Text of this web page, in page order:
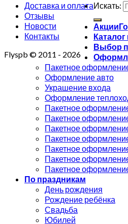
Доставка и оплата
Отзывы
Новости
Контакты
Flyspb © 2011 - 2026
Искать:
Акции
Выбор
Пакетное
Оформление авто
Украшение входа
Оформление
Пакетное
Пакетное
Пакетное
Пакетное
Пакетное
Пакетное
Пакетное
По праздникам
День рождения
Рождение ребёнка
Свадьба
Юбилей